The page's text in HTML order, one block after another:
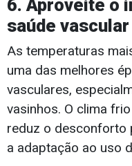
6. Aproveite o
saúde vascular
As temperaturas
uma das melhores
vasculares,
vasinhos. O clima
reduz o desconforto
a adaptação ao uso